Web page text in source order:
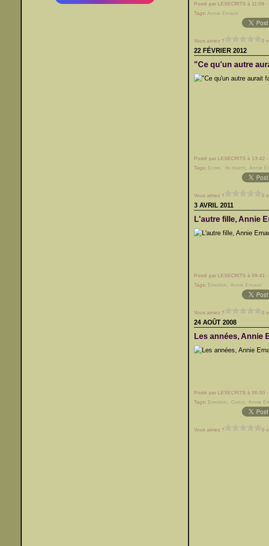
Posté par LESECRITS à 11:08 -
Tags: Annie Ernaux
Vous aimez ? 0
22 FÉVRIER 2012
"Ce qu'un autre
Posté par LESECRITS à 13:42 -
Tags: Ecrire Ils disent Annie
Vous aimez ? 0
3 AVRIL 2011
L'autre fille, Annie
Posté par LESECRITS à 09:41 -
Tags: Emotion Annie Ernaux
Vous aimez ? 0
24 AOÛT 2008
Les années, Annie
Posté par LESECRITS à 06:00 -
Tags: Emotion Coeur, Annie
Vous aimez ? 0